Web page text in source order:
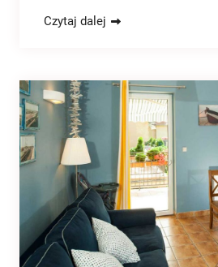
Czytaj dalej